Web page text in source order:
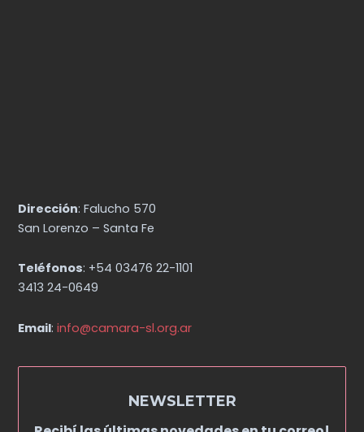
Dirección: Falucho 570
San Lorenzo – Santa Fe
Teléfonos: +54 03476 22-1101
3413 24-0649
Email:info@camara-sl.org.ar
NEWSLETTER